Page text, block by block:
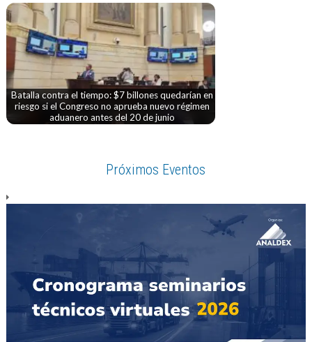
Batalla contra el tiempo: $7 billones quedarían en
riesgo si el Congreso no aprueba nuevo régimen
aduanero antes del 20 de junio
Próximos Eventos